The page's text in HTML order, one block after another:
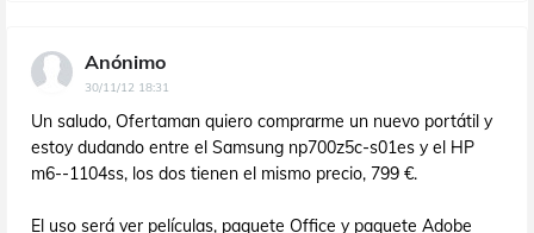
Anónimo
30/11/12 18:31
Un saludo, Ofertaman quiero comprarme un nuevo portátil y
estoy dudando entre el Samsung np700z5c-s01es y el HP
m6--1104ss, los dos tienen el mismo precio, 799 €.
El uso será ver películas, paquete Office y paquete Adobe